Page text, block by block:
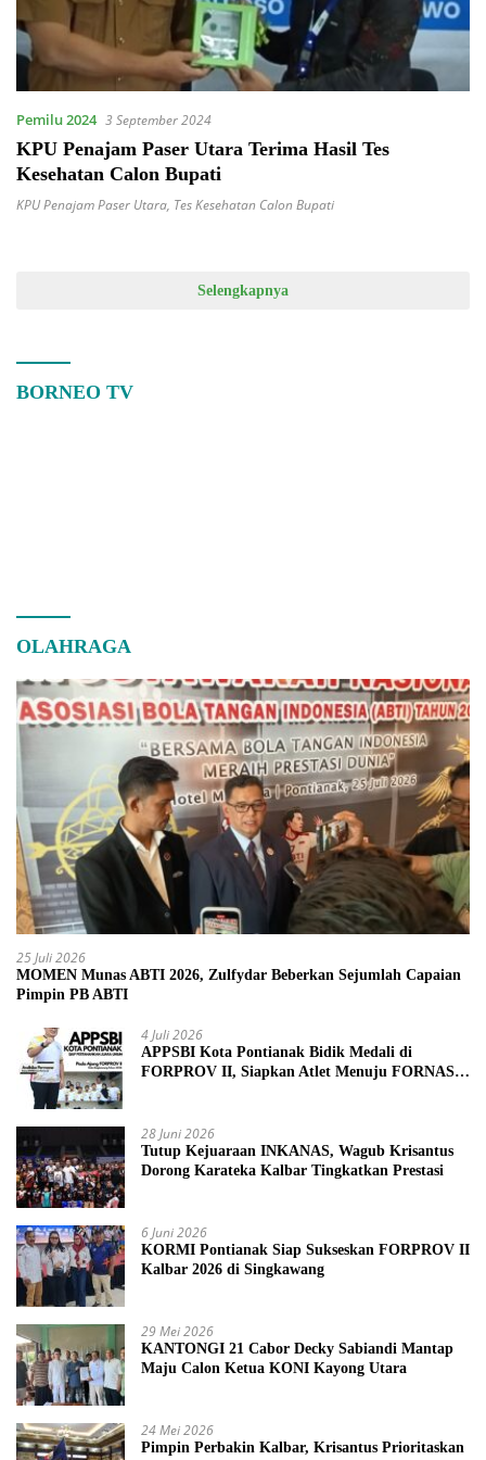
Pemilu 2024 3 September 2024
KPU Penajam Paser Utara Terima Hasil Tes
Kesehatan Calon Bupati
KPU Penajam Paser Utara, Tes Kesehatan Calon Bupati
Selengkapnya
BORNEO TV
OLAHRAGA
25 Juli 2026
MOMEN Munas ABTI 2026, Zulfydar Beberkan Sejumlah Capaian
Pimpin PB ABTI
4 Juli 2026
APPSBI Kota Pontianak Bidik Medali di
FORPROV II, Siapkan Atlet Menuju FORNAS
28 Juni 2026
Tutup Kejuaraan INKANAS, Wagub Krisantus
Dorong Karateka Kalbar Tingkatkan Prestasi
6 Juni 2026
KORMI Pontianak Siap Sukseskan FORPROV II
Kalbar 2026 di Singkawang
29 Mei 2026
KANTONGI 21 Cabor Decky Sabiandi Mantap
Maju Calon Ketua KONI Kayong Utara
24 Mei 2026
Pimpin Perbakin Kalbar, Krisantus Prioritaskan